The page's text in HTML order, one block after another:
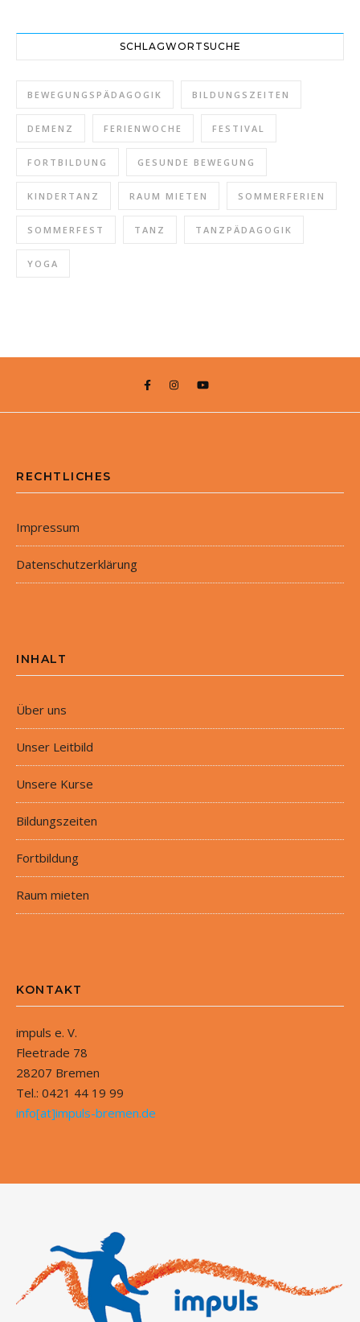
SCHLAGWORTSUCHE
BEWEGUNGSPÄDAGOGIK BILDUNGSZEITEN
DEMENZ FERIENWOCHE FESTIVAL
FORTBILDUNG GESUNDE BEWEGUNG
KINDERTANZ RAUM MIETEN SOMMERFERIEN
SOMMERFEST TANZ TANZPÄDAGOGIK
YOGA
RECHTLICHES
Impressum
Datenschutzerklärung
INHALT
Über uns
Unser Leitbild
Unsere Kurse
Bildungszeiten
Fortbildung
Raum mieten
KONTAKT
impuls e. V.
Fleetrade 78
28207 Bremen
Tel.: 0421 44 19 99
info[at]impuls-bremen.de